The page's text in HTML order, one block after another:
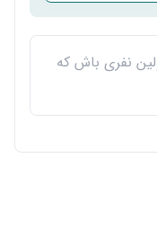
نفری باش که